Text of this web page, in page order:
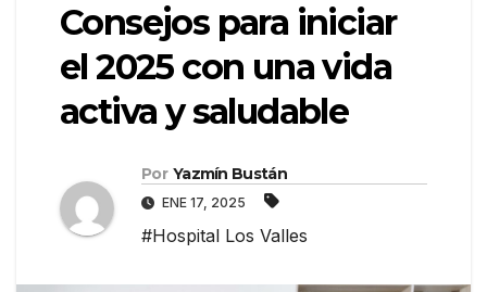
Consejos para iniciar
el 2025 con una vida
activa y saludable
Por Yazmín Bustán
ENE 17, 2025
#Hospital Los Valles